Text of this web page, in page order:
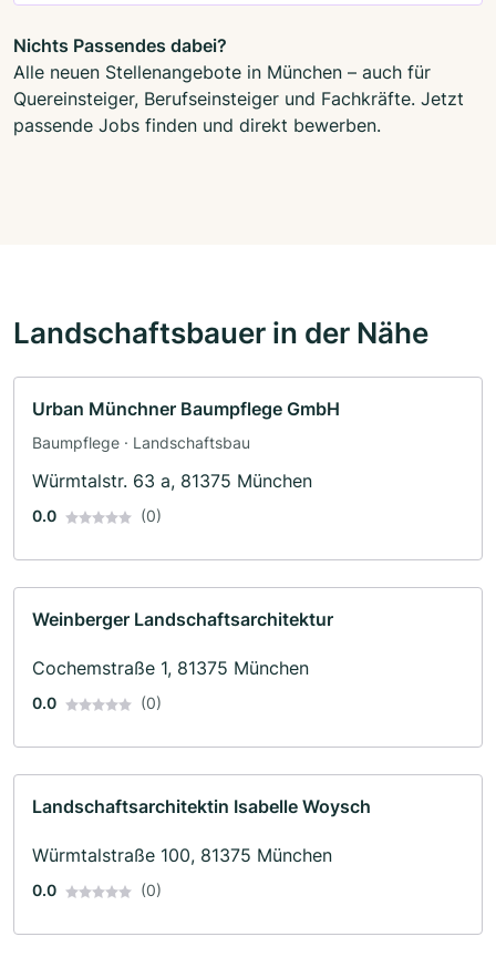
Nichts Passendes dabei?
Alle neuen Stellenangebote in München – auch für
Quereinsteiger, Berufseinsteiger und Fachkräfte. Jetzt
passende Jobs finden und direkt bewerben.
Landschaftsbauer in der Nähe
Urban Münchner Baumpflege GmbH
Baumpflege · Landschaftsbau
Würmtalstr. 63 a, 81375 München
0.0 (0)
Weinberger Landschaftsarchitektur
Cochemstraße 1, 81375 München
0.0 (0)
Landschaftsarchitektin Isabelle Woysch
Würmtalstraße 100, 81375 München
0.0 (0)